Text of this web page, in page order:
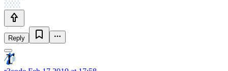
Reply